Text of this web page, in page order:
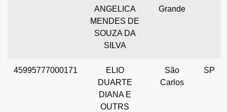
ANGELICA
MENDES DE
SOUZA DA
SILVA
Grande
45995777000171
ELIO
DUARTE
DIANA E
OUTRS
São
Carlos
SP